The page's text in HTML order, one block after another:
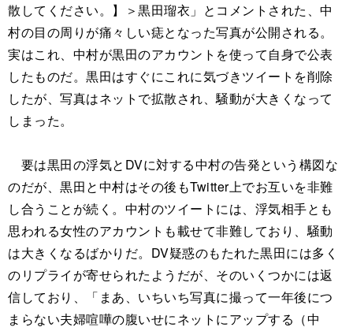
散してください。】＞黒田瑠衣」とコメントされた、中
村の目の周りが痛々しい痣となった写真が公開される。
実はこれ、中村が黒田のアカウントを使って自身で公表
したものだ。黒田はすぐにこれに気づきツイートを削除
したが、写真はネットで拡散され、騒動が大きくなって
しまった。
要は黒田の浮気とDVに対する中村の告発という構図な
のだが、黒田と中村はその後もTwitter上でお互いを非難
し合うことが続く。中村のツイートには、浮気相手とも
思われる女性のアカウントも載せて非難しており、騒動
は大きくなるばかりだ。DV疑惑のもたれた黒田には多く
のリプライが寄せられたようだが、そのいくつかには返
信しており、「まあ、いちいち写真に撮って一年後につ
まらない夫婦喧嘩の腹いせにネットにアップする（中